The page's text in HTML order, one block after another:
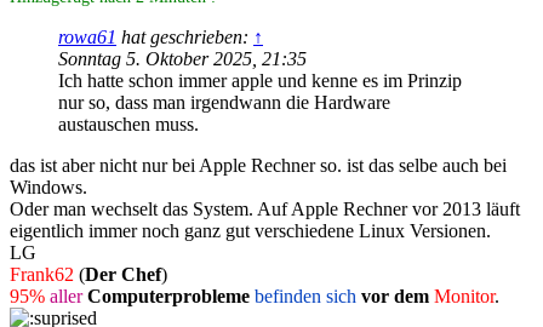
rowa61 hat geschrieben: ↑
Sonntag 5. Oktober 2025, 21:35
Ich hatte schon immer apple und kenne es im Prinzip
nur so, dass man irgendwann die Hardware
austauschen muss.
das ist aber nicht nur bei Apple Rechner so. ist das selbe auch bei
Windows.
Oder man wechselt das System. Auf Apple Rechner vor 2013 läuft
eigentlich immer noch ganz gut verschiedene Linux Versionen.
LG
Frank62 (Der Chef)
95% aller Computerprobleme befinden sich vor dem Monitor.